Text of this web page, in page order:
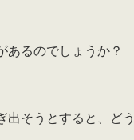
あるのでしょうか？
出そうとすると、ど